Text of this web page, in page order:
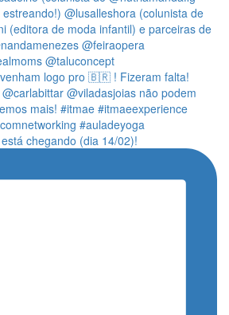
chegando (dia 14/02)!